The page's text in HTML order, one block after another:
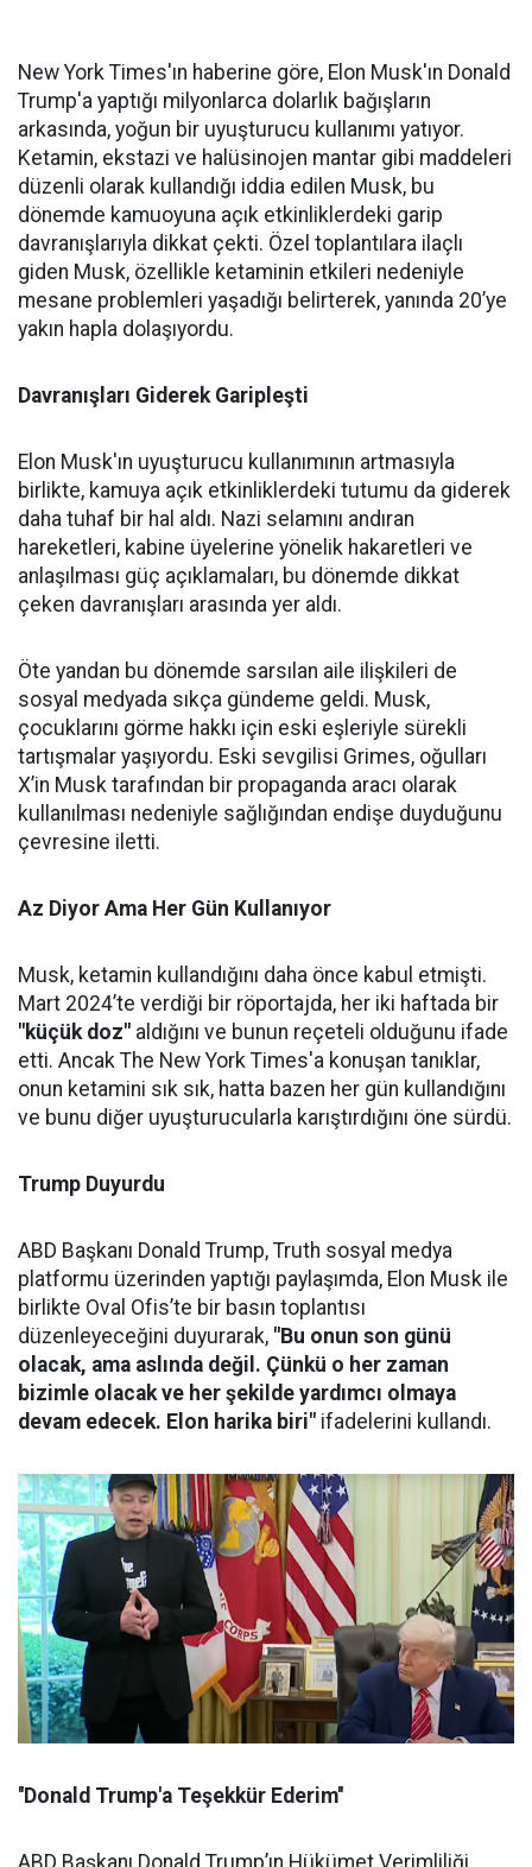
New York Times'ın haberine göre, Elon Musk'ın Donald
Trump'a yaptığı milyonlarca dolarlık bağışların
arkasında, yoğun bir uyuşturucu kullanımı yatıyor.
Ketamin, ekstazi ve halüsinojen mantar gibi maddeleri
düzenli olarak kullandığı iddia edilen Musk, bu
dönemde kamuoyuna açık etkinliklerdeki garip
davranışlarıyla dikkat çekti. Özel toplantılara ilaçlı
giden Musk, özellikle ketaminin etkileri nedeniyle
mesane problemleri yaşadığı belirterek, yanında 20’ye
yakın hapla dolaşıyordu.
Davranışları Giderek Garipleşti
Elon Musk'ın uyuşturucu kullanımının artmasıyla
birlikte, kamuya açık etkinliklerdeki tutumu da giderek
daha tuhaf bir hal aldı. Nazi selamını andıran
hareketleri, kabine üyelerine yönelik hakaretleri ve
anlaşılması güç açıklamaları, bu dönemde dikkat
çeken davranışları arasında yer aldı.
Öte yandan bu dönemde sarsılan aile ilişkileri de
sosyal medyada sıkça gündeme geldi. Musk,
çocuklarını görme hakkı için eski eşleriyle sürekli
tartışmalar yaşıyordu. Eski sevgilisi Grimes, oğulları
X’in Musk tarafından bir propaganda aracı olarak
kullanılması nedeniyle sağlığından endişe duyduğunu
çevresine iletti.
Az Diyor Ama Her Gün Kullanıyor
Musk, ketamin kullandığını daha önce kabul etmişti.
Mart 2024’te verdiği bir röportajda, her iki haftada bir
"küçük doz" aldığını ve bunun reçeteli olduğunu ifade
etti. Ancak The New York Times'a konuşan tanıklar,
onun ketamini sık sık, hatta bazen her gün kullandığını
ve bunu diğer uyuşturucularla karıştırdığını öne sürdü.
Trump Duyurdu
ABD Başkanı Donald Trump, Truth sosyal medya
platformu üzerinden yaptığı paylaşımda, Elon Musk ile
birlikte Oval Ofis’te bir basın toplantısı
düzenleyeceğini duyurarak, "Bu onun son günü
olacak, ama aslında değil. Çünkü o her zaman
bizimle olacak ve her şekilde yardımcı olmaya
devam edecek. Elon harika biri" ifadelerini kullandı.
''Donald Trump'a Teşekkür Ederim''